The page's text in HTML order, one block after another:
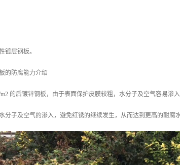
镀层钢板。
的防腐能力介绍
的后镀锌钢板，由于表面保护皮膜较粗，水分子及空气容易
分子及空气的渗入，避免红锈的继续发生，从而达到更高的耐腐水